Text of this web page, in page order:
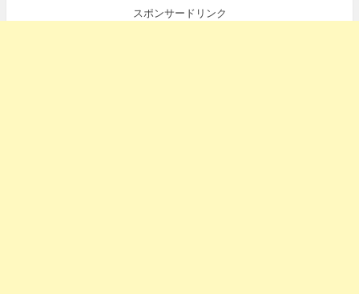
スポンサードリンク